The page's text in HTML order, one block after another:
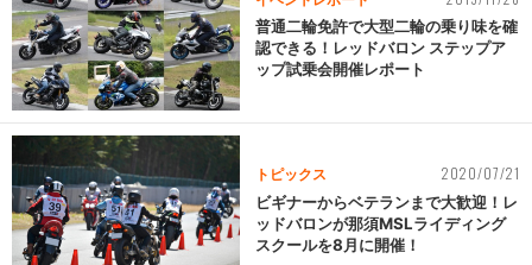
普通二輪免許で大型二輪の乗り味を確
認できる！レッドバロン ステップア
ップ試乗会開催レポート
トピックス 2020/07/21
ビギナーからベテランまで大歓迎！レ
ッドバロンが那須MSLライディング
スクールを8月に開催！